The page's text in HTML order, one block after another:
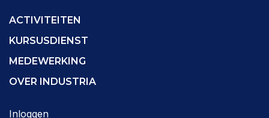
ACTIVITEITEN
KURSUSDIENST
MEDEWERKING
OVER INDUSTRIA
Inloggen